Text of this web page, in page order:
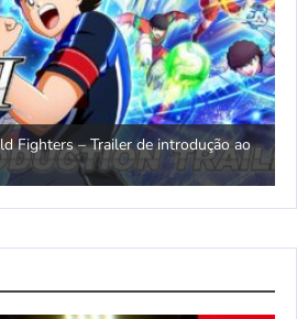
de lançamento completo | Jogos